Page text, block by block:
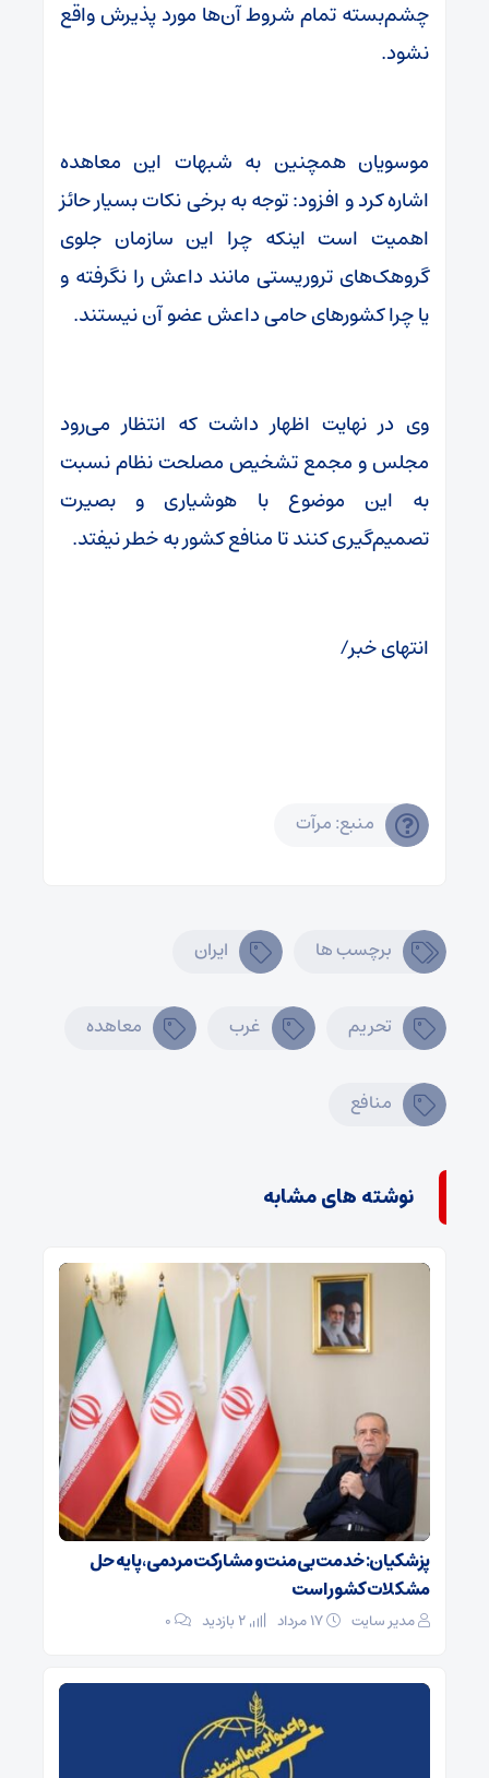
چشم‌بسته تمام شروط آن‌ها مورد پذیرش واقع
نشود.
موسویان همچنین به شبهات این معاهده
اشاره کرد و افزود: توجه به برخی نکات بسیار حائز
اهمیت است اینکه چرا این سازمان جلوی
گروهک‌های تروریستی مانند داعش را نگرفته و
یا چرا کشورهای حامی داعش عضو آن نیستند.
وی در نهایت اظهار داشت که انتظار می‌رود
مجلس و مجمع تشخیص مصلحت نظام نسبت
به این موضوع با هوشیاری و بصیرت
تصمیم‌گیری کنند تا منافع کشور به خطر نیفتد.
انتهای خبر/
منبع: مرآت
برچسب ها ایران
تحریم غرب معاهده
منافع
نوشته های مشابه
پزشکیان: خدمت بی‌منت و مشارکت مردمی، پایه حل
مشکلات کشور است
مدیر سایت ۰